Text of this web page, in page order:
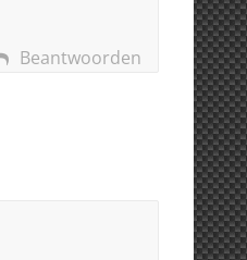
Beantwoorden